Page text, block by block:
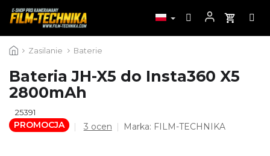
do
Zasilanie Baterie
Bateria JH-X5 do Insta360 X5
2800mAh
25391
PROMOCJA
Średnia
3 ocen Marka: FILM-TECHNIKA